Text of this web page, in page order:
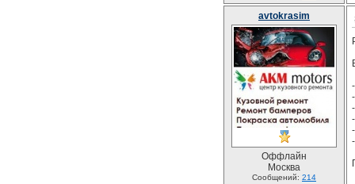
avtokrasim
Оффлайн
Москва
Сообщений: 214